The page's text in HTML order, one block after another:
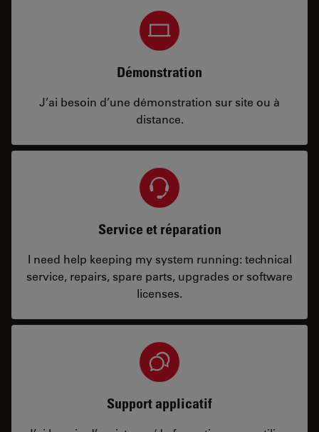
Démonstration
J’ai besoin d’une démonstration sur site ou à
distance.
Service et réparation
I need help keeping my system running: technical
service, repairs, spare parts, upgrades or software
licenses.
Support applicatif